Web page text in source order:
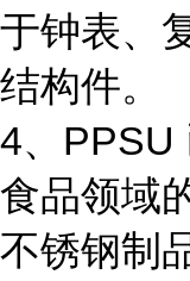
于钟表、
结构件。
4、PPSU
食品领域
不锈钢制